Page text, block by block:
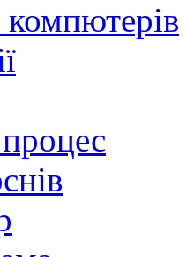
компютерів